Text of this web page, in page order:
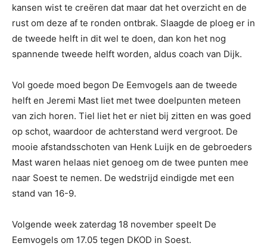
kansen wist te creëren dat maar dat het overzicht en de
rust om deze af te ronden ontbrak. Slaagde de ploeg er in
de tweede helft in dit wel te doen, dan kon het nog
spannende tweede helft worden, aldus coach van Dijk.
Vol goede moed begon De Eemvogels aan de tweede
helft en Jeremi Mast liet met twee doelpunten meteen
van zich horen. Tiel liet het er niet bij zitten en was goed
op schot, waardoor de achterstand werd vergroot. De
mooie afstandsschoten van Henk Luijk en de gebroeders
Mast waren helaas niet genoeg om de twee punten mee
naar Soest te nemen. De wedstrijd eindigde met een
stand van 16-9.
Volgende week zaterdag 18 november speelt De
Eemvogels om 17.05 tegen DKOD in Soest.